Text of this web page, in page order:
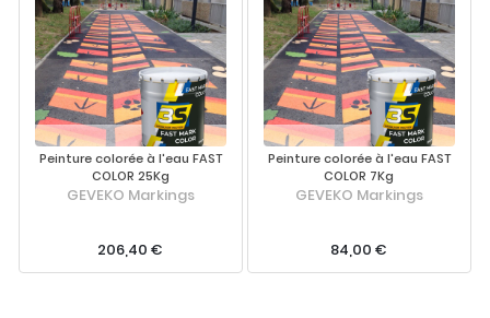
Peinture colorée à l'eau FAST
COLOR 25Kg
GEVEKO Markings
206,40 €
Peinture colorée à l'eau FAST
COLOR 7Kg
GEVEKO Markings
84,00 €